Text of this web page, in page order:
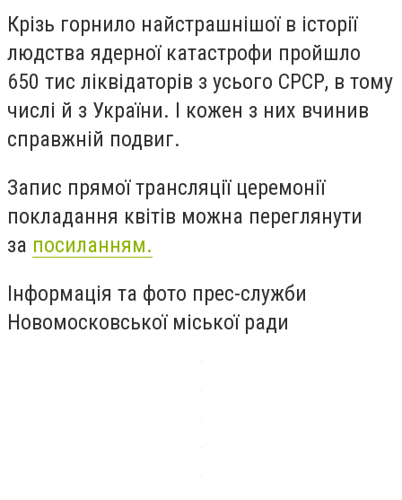
Крізь горнило найстрашнішої в історії
людства ядерної катастрофи пройшло
650 тис ліквідаторів з усього СРСР, в тому
числі й з України. І кожен з них вчинив
справжній подвиг.
Запис прямої трансляції церемонії
покладання квітів можна переглянути
за посиланням.
Інформація та фото прес-служби
Новомосковської міської ради